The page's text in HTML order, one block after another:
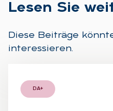
Le­sen Sie
Diese Beiträge
interessieren.
DA+